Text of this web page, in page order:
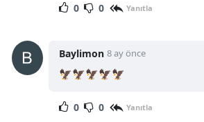
0 0 Yanıtla
Baylimon 8 ay önce
🦅🦅🦅🦅🦅
0 0 Yanıtla